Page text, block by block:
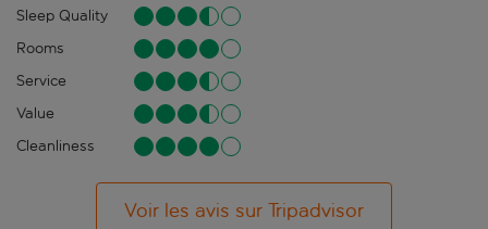
Sleep Quality
Rooms
Service
Value
Cleanliness
Voir les avis sur Tripadvisor